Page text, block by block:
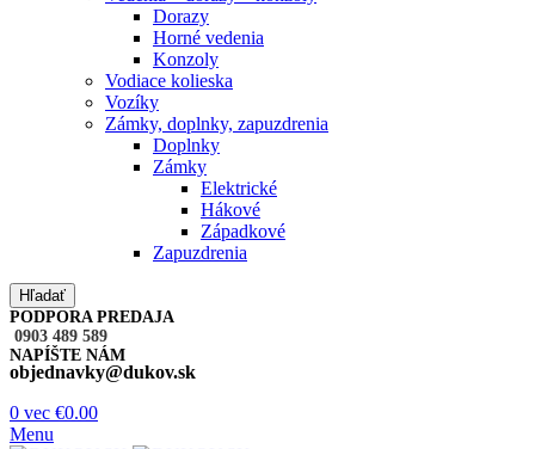
Dorazy
Horné vedenia
Konzoly
Vodiace kolieska
Vozíky
Zámky, doplnky, zapuzdrenia
Doplnky
Zámky
Elektrické
Hákové
Západkové
Zapuzdrenia
Hľadať
PODPORA PREDAJA
0903 489 589
NAPÍŠTE NÁM
objednavky@dukov.sk
0 vec €0.00
Menu